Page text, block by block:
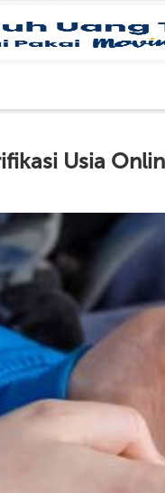
Usia